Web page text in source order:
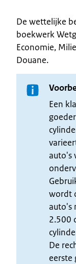
De wettelijke
boekwerk
Economie,
Douane.
Een
auto's
wordt
auto's
2.500
De
eerste